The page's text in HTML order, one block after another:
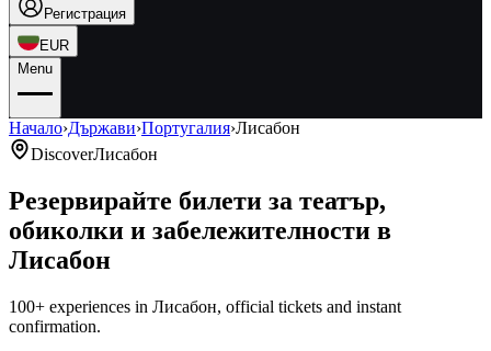
Регистрация
EUR
Menu
Начало›Държави›Португалия›Лисабон
DiscoverЛисабон
Резервирайте билети за театър,
обиколки и забележителности в
Лисабон
100+ experiences in Лисабон, official tickets and instant
confirmation.